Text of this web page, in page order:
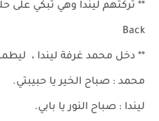
** تركتهم ليندا وهي تبكي على
Back
** دخل محمد غرفة ليندا ،
محمد : صباح الخير يا حبيبتي.
ليندا : صباح النور يا بابي.